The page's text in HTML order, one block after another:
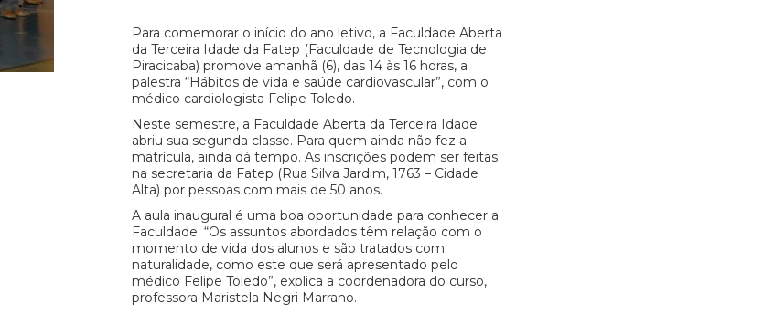
Para comemorar o início do ano letivo, a Faculdade Aberta
da Terceira Idade da Fatep (Faculdade de Tecnologia de
Piracicaba) promove amanhã (6), das 14 às 16 horas, a
palestra “Hábitos de vida e saúde cardiovascular”, com o
médico cardiologista Felipe Toledo.
Neste semestre, a Faculdade Aberta da Terceira Idade
abriu sua segunda classe. Para quem ainda não fez a
matrícula, ainda dá tempo. As inscrições podem ser feitas
na secretaria da Fatep (Rua Silva Jardim, 1763 – Cidade
Alta) por pessoas com mais de 50 anos.
A aula inaugural é uma boa oportunidade para conhecer a
Faculdade. “Os assuntos abordados têm relação com o
momento de vida dos alunos e são tratados com
naturalidade, como este que será apresentado pelo
médico Felipe Toledo”, explica a coordenadora do curso,
professora Maristela Negri Marrano.